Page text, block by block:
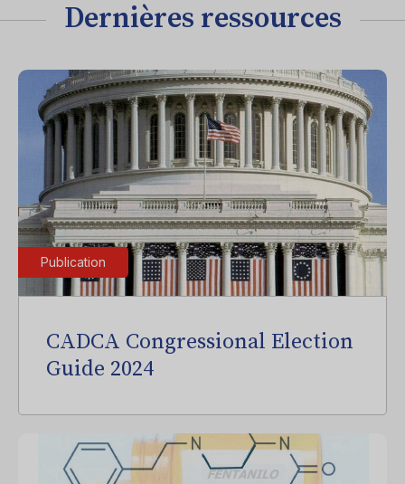
Dernières ressources
Publication
CADCA Congressional Election
Guide 2024